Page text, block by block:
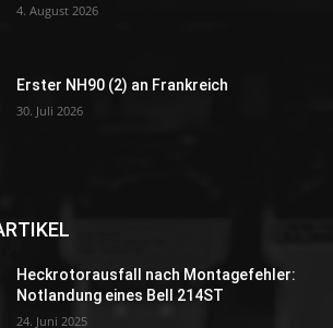
4. August 2026
Erster NH90 (2) an Frankreich
30. Juli 2026
Heckrotorausfall nach Montagefehler:
Notlandung eines Bell 214ST
24. Juni 2025